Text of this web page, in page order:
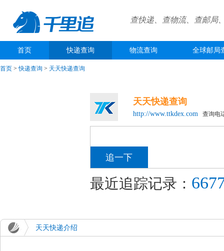
查快递、查物流、查邮局
首页 快递查询 物流查询 全球邮局
首页 >快递查询 > 天天快递查询
天天快递查询
http://www.ttkdex.com 查询电
最近追踪记录：
天天快递介绍